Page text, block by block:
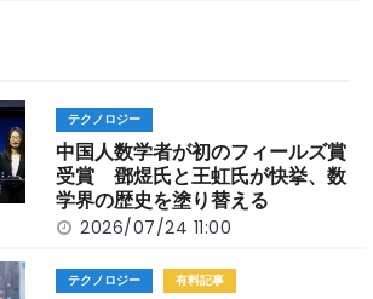
n
k
テクノロジー
中国人数学者が初のフィールズ賞
受賞 鄧煜氏と王虹氏が快挙、数
学界の歴史を塗り替える
2026/07/24 11:00
テクノロジー 有料記事